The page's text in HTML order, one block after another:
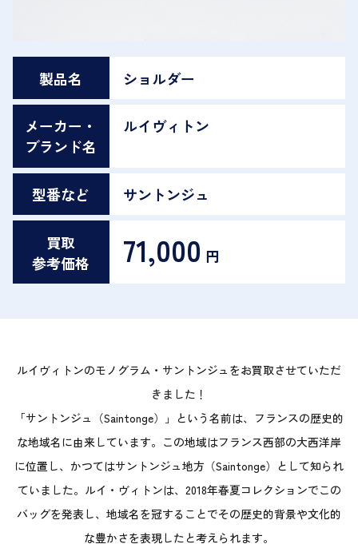
製品名 ショルダー
メーカー・
ブランド名
ルイヴィトン
型番など サントンジュ
買取
参考価格
71,000 円
ルイヴィトンのモノグラム・サントンジュをお買取させていただ
きました！
「サントンジュ（Saintonge）」という名前は、フランスの歴史的
な地域名に由来しています。この地域はフランス西部の大西洋岸
に位置し、かつてはサントンジュ地方（Saintonge）として知られ
ていました。ルイ・ヴィトンは、2018年春夏コレクションでこの
バッグを発表し、地域名を冠することでその歴史的背景や文化的
な豊かさを表現したと考えられます。